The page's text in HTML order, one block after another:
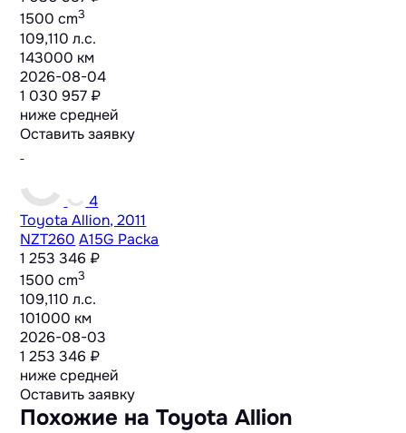
1500 cm3
109,110 л.с.
143000 км
2026-08-04
1 030 957 ₽
ниже средней
Оставить заявку
4
Toyota Allion, 2011
NZT260 A15G Packa
1 253 346 ₽
1500 cm3
109,110 л.с.
101000 км
2026-08-03
1 253 346 ₽
ниже средней
Оставить заявку
Похожие на Toyota Allion